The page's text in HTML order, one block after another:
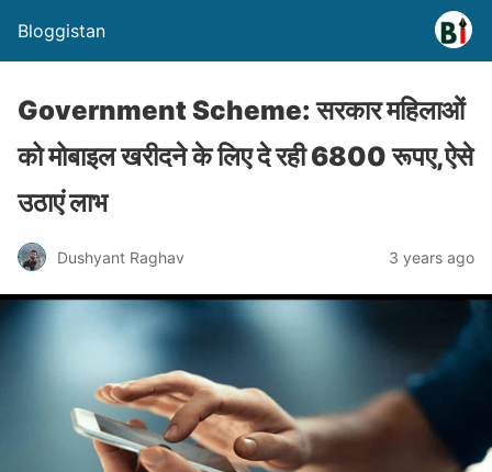
Bloggistan
Government Scheme: सरकार महिलाओं
को मोबाइल खरीदने के लिए दे रही 6800 रूपए,ऐसे
उठाएं लाभ
Dushyant Raghav 3 years ago